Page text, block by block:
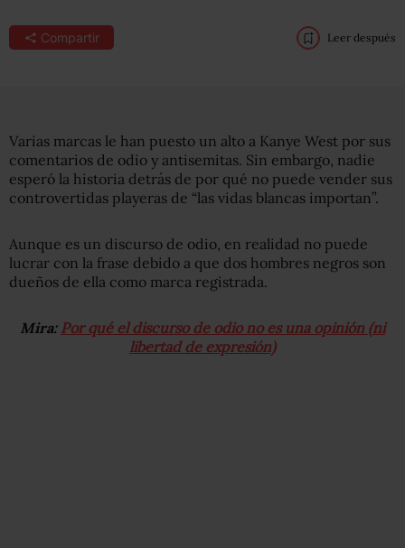
Compartir Leer después
Varias marcas le han puesto un alto a Kanye West por sus
comentarios de odio y antisemitas. Sin embargo, nadie
esperó la historia detrás de por qué no puede vender sus
controvertidas playeras de “las vidas blancas importan”.
Aunque es un discurso de odio, en realidad no puede
lucrar con la frase debido a que dos hombres negros son
dueños de ella como marca registrada.
Mira: Por qué el discurso de odio no es una opinión (ni
libertad de expresión)